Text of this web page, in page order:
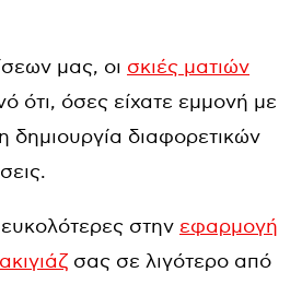
μας, οι σκιές ματιών
ότι, όσες είχατε εμμονή με
διαφορετικών
στην εφαρμογή
σας σε λιγότερο από